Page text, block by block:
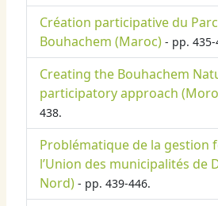
Création participative du
Bouhachem (Maroc) - pp. 435-
Creating the Bouhachem
participatory approach
438.
Problématique de la gestion
l’Union des municipalités de
Nord) - pp. 439-446.